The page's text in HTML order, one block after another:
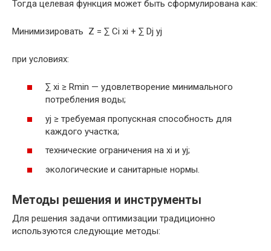
Тогда целевая функция может быть сформулирована как:
Минимизировать Z = ∑ Ci xi + ∑ Dj yj
при условиях:
∑ xi ≥ Rmin — удовлетворение минимального
потребления воды;
yj ≥ требуемая пропускная способность для
каждого участка;
технические ограничения на xi и yj;
экологические и санитарные нормы.
Методы решения и инструменты
Для решения задачи оптимизации традиционно
используются следующие методы: